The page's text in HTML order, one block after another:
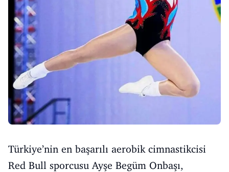
Türkiye’nin en başarılı aerobik cimnastikcisi
Red Bull sporcusu Ayşe Begüm Onbaşı,